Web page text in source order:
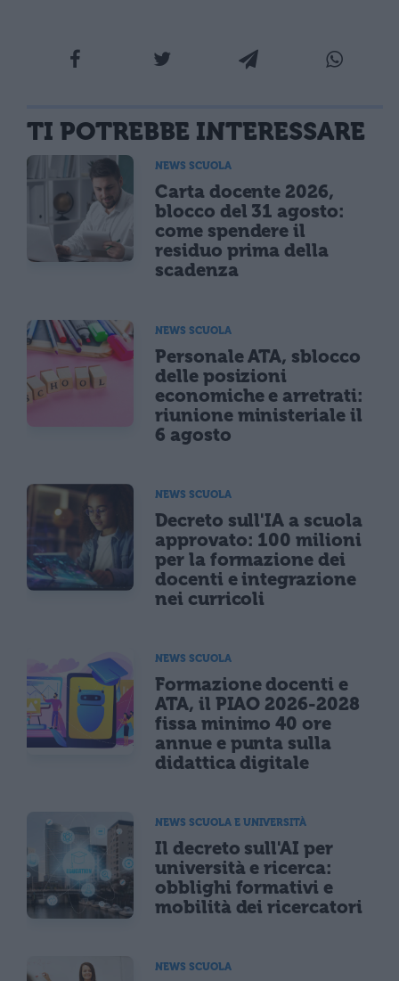
TI POTREBBE INTERESSARE
NEWS SCUOLA
Carta docente 2026,
blocco del 31 agosto:
come spendere il
residuo prima della
scadenza
NEWS SCUOLA
Personale ATA, sblocco
delle posizioni
economiche e arretrati:
riunione ministeriale il
6 agosto
NEWS SCUOLA
Decreto sull'IA a scuola
approvato: 100 milioni
per la formazione dei
docenti e integrazione
nei curricoli
NEWS SCUOLA
Formazione docenti e
ATA, il PIAO 2026-2028
fissa minimo 40 ore
annue e punta sulla
didattica digitale
NEWS SCUOLA E UNIVERSITÀ
Il decreto sull'AI per
università e ricerca:
obblighi formativi e
mobilità dei ricercatori
NEWS SCUOLA